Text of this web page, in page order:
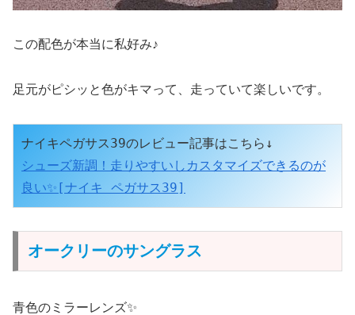
この配色が本当に私好み♪
足元がピシッと色がキマって、走っていて楽しいです。
シューズ新調！走りやすいしカスタマイズできるのが
良い✨[ナイキ ペガサス39]
オークリーのサングラス
青色のミラーレンズ✨